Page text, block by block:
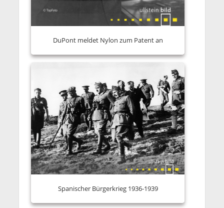
DuPont meldet Nylon zum Patent an
Spanischer Bürgerkrieg 1936-1939